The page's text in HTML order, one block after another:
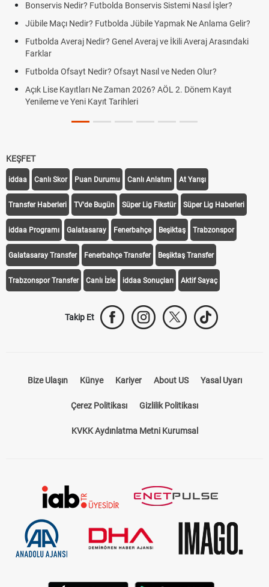
Sistemi Nasıl İşler?
Ne Anlama Gelir?
ve İkili Averaj Arasındaki
ve Neden Olur?
AÖL 2. Dönem Kayıt
DGS Sonuçları Ne Zaman
Tarihini Duyurdu
Motorine İndirim Var mı? Motorin
Tarihi
Fındık Fiyatı Açıklandı mı? 2026
Oldu mu?
Sigaraya Zam Mı Geldi? Güncel JTI
GRAZ)
KEŞFET
iddaa Canlı Skor Puan Durumu Canlı Anlatım At Yarışı
Transfer Haberleri TV'de Bugün Süper Lig Fikstür Süper Lig Haberleri
iddaa Programı Galatasaray Fenerbahçe Beşiktaş Trabzonspor
Galatasaray Transfer Fenerbahçe Transfer Beşiktaş Transfer
Canlı İzle iddaa Sonuçları Aktif Sayaç
Künye Kariyer About US
Çerez Politikası Gizlilik Politikası